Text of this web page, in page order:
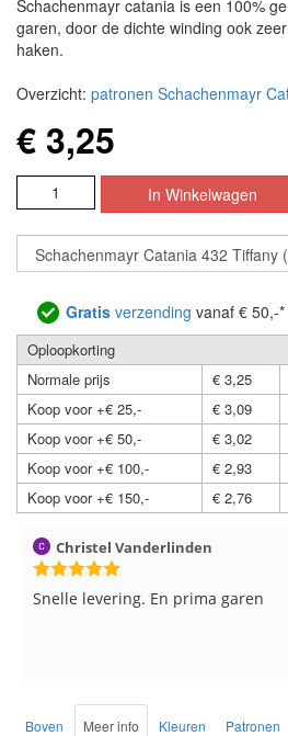
Schachenmayr catania is een 100%
garen, door de dichte winding ook
haken.
Overzicht: patronen Schachenmayr
€ 3,25
Gratis verzending vanaf € 50,-*
Oploopkorting
Normale prijs
€ 3,25
Koop voor +€ 25,-
€ 3,09
Koop voor +€ 50,-
€ 3,02
Koop voor +€ 100,-
€ 2,93
Koop voor +€ 150,-
€ 2,76
30-7-2026 Magnolia Ranch
Snelle levering en een
weer leuke pakket van
Boven Meer info Kleuren Patronen